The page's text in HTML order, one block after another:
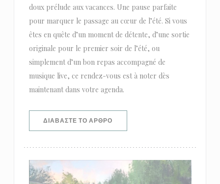
doux prélude aux vacances. Une pause parfaite
pour marquer le passage au cœur de l’été. Si vous
êtes en quête d’un moment de détente, d’une sortie
originale pour le premier soir de l’été, ou
simplement d’un bon repas accompagné de
musique live, ce rendez-vous est à noter dès
maintenant dans votre agenda.
ΔΙΑΒΆΣΤΕ ΤΟ ΆΡΘΡΟ